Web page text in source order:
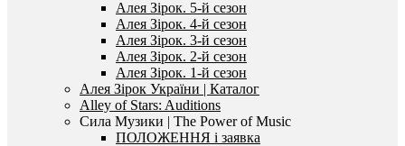
Алея Зірок. 5-й сезон
Алея Зірок. 4-й сезон
Алея Зірок. 3-й сезон
Алея Зірок. 2-й сезон
Алея Зірок. 1-й сезон
Алея Зірок України | Каталог
Alley of Stars: Auditions
Сила Музики | The Power of Music
ПОЛОЖЕННЯ і заявка